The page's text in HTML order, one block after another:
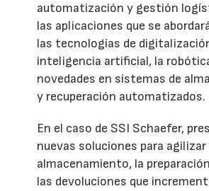
automatización y gestión
las aplicaciones que se
las tecnologías de
inteligencia artificial, la
novedades en sistemas de
y recuperación automatizados.
En el caso de SSI Schaefer,
nuevas soluciones para agilizar
almacenamiento, la
las devoluciones que